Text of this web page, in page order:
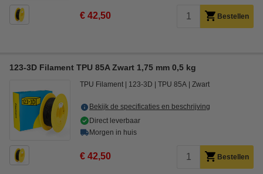
€ 42,50 Bestellen
123-3D Filament TPU 85A Zwart 1,75 mm 0,5 kg
TPU Filament 123-3D TPU 85A Zwart
Bekijk de specificaties en beschrijving
Direct leverbaar
Morgen in huis
€ 42,50 Bestellen